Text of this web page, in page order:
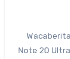
Note 20